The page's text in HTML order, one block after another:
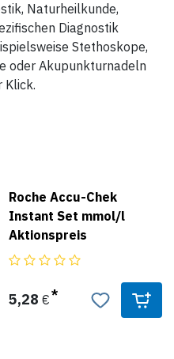
Naturheilkunde,
Diagnostik
Stethoskope,
oder Akupunkturnadeln
Klick.
Roche Accu-Chek
Instant Set mmol/l
Aktionspreis
5,28 €